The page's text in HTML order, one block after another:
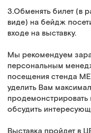
3.Обменять билет (в
виде) на бейдж
входе на выставку.
Мы рекомендуем
персональным
посещения стенда
уделить Вам
обсудить